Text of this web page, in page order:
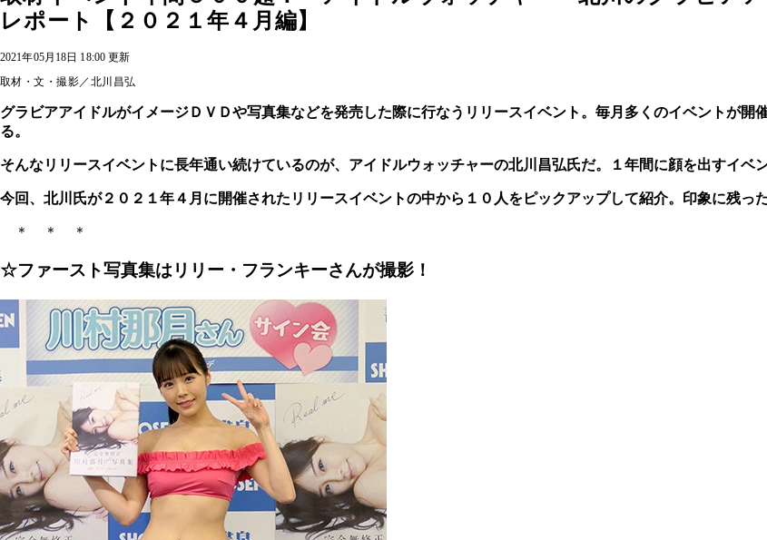
レポート【２０２１年４月編】
2021年05月18日 18:00 更新
取材・文・撮影／北川昌弘
グラビアアイドルがイメージＤＶＤや写真集などを発売した際に行なうリリースイベント。毎月多くのイベントが
る。
そんなリリースイベントに長年通い続けているのが、アイドルウォッチャーの北川昌弘氏だ。１年間に顔を出すイベ
今回、北川氏が２０２１年４月に開催されたリリースイベントの中から１０人をピックアップして紹介。印象に残っ
＊ ＊ ＊
☆ファースト写真集はリリー・フランキーさんが撮影！